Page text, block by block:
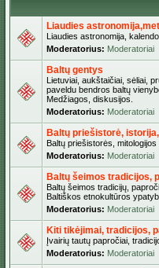
Liaudies
Liaudies astronomija,
Moderatorius: Moderatoriai
Baltų gentys
Lietuviai, aukštaičiai, sėliai,
paveldu bendros baltų
Medžiagos, diskusijos.
Moderatorius: Moderatoriai
Baltų priešistorė,
Baltų priešistorės,
Moderatorius: Moderatoriai
Baltų šeimos tradicijos,
Baltų šeimos tradicijų,
Baltiškos etnokultūros
Moderatorius: Moderatoriai
Kiti tikėjimai, tradicijos,
Įvairių tautų papročiai,
Moderatorius: Moderatoriai